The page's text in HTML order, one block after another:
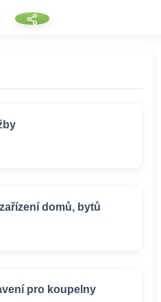
domů, bytů
pro koupelny